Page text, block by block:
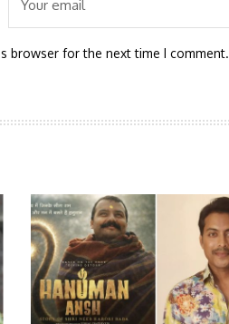
browser for the next time I comment.